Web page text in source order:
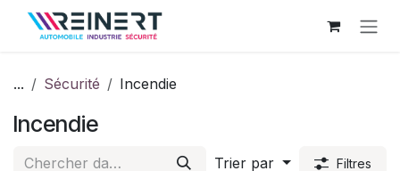
Se rendre au contenu
... Sécurité Incendie
Incendie
Trier par Filtres